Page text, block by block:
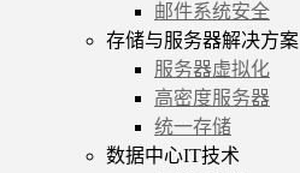
邮件系统安全
存储与服务器解决方案
服务器虚拟化
高密度服务器
统一存储
数据中心IT技术